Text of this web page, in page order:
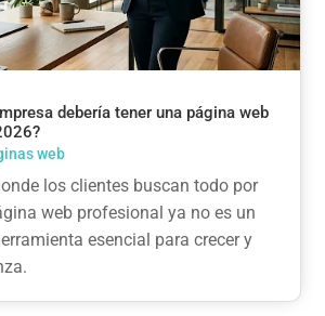
debería tener una página web
web
los clientes buscan todo por
web profesional ya no es un
esencial para crecer y